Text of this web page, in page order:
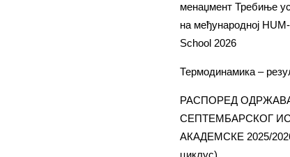
менаџмент Требиње
на међународној
School 2026
Термодинамика –
РАСПОРЕД
СЕПТЕМБАРСКОГ
АКАДЕМСКЕ 2025/
циклус)